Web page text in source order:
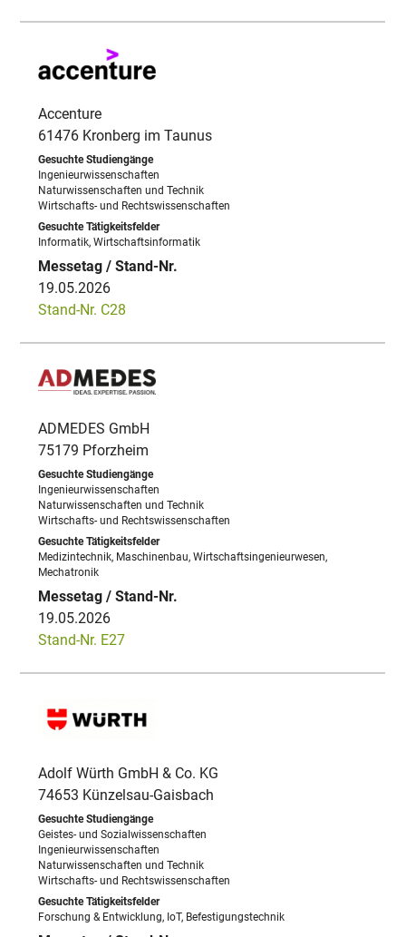
Accenture
61476 Kronberg im Taunus
Ingenieurwissenschaften
Naturwissenschaften und Technik
Wirtschafts- und Rechtswissenschaften
Informatik, Wirtschaftsinformatik
19.05.2026
Stand-Nr. C28
ADMEDES GmbH
75179 Pforzheim
Ingenieurwissenschaften
Naturwissenschaften und Technik
Wirtschafts- und Rechtswissenschaften
Medizintechnik, Maschinenbau, Wirtschaftsingenieurwesen,
Mechatronik
19.05.2026
Stand-Nr. E27
Adolf Würth GmbH & Co. KG
74653 Künzelsau-Gaisbach
Geistes- und Sozialwissenschaften
Ingenieurwissenschaften
Naturwissenschaften und Technik
Wirtschafts- und Rechtswissenschaften
Forschung & Entwicklung, IoT, Befestigungstechnik